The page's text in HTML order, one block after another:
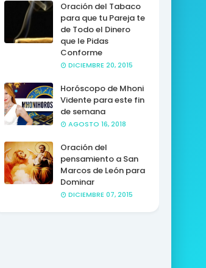
Oración del Tabaco
para que tu Pareja te
de Todo el Dinero
que le Pidas
Conforme
DICIEMBRE 20, 2015
Horóscopo de Mhoni
Vidente para este fin
de semana
AGOSTO 16, 2018
Oración del
pensamiento a San
Marcos de León para
Dominar
DICIEMBRE 07, 2015